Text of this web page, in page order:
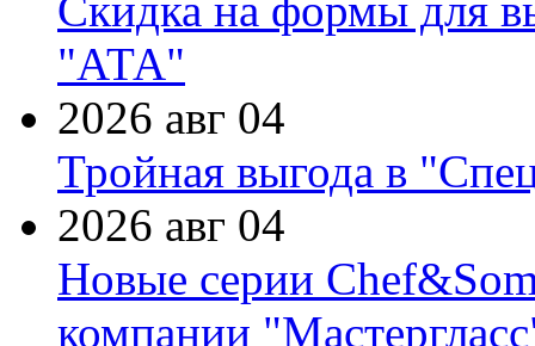
"АТА"
2026 авг 04
Тройная выгода в
2026 авг 04
Новые серии
компании